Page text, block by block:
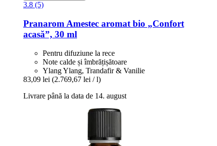
3.8 (5)
Pranarom Amestec aromat bio „Confort
acasă”, 30 ml
Pentru difuziune la rece
Note calde și îmbrățișătoare
Ylang Ylang, Trandafir & Vanilie
83,09 lei (2.769,67 lei / l)
Livrare până la data de 14. august